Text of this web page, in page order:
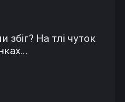
збіг? На тлі чуток